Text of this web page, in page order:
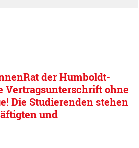
der Humboldt-
Vertragsunterschrift ohne
Die Studierenden stehen
und